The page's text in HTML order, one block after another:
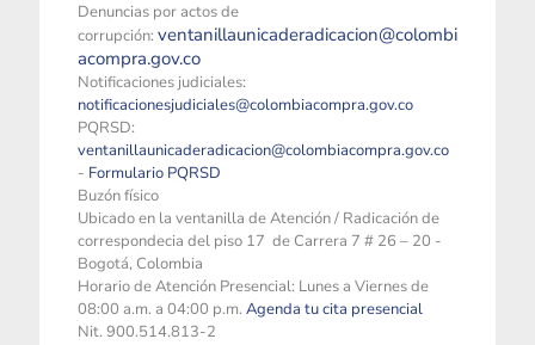
Denuncias por actos de
corrupción: ventanillaunicaderadicacion@colombi
acompra.gov.co
Notificaciones judiciales:
notificacionesjudiciales@colombiacompra.gov.co
PQRSD:
ventanillaunicaderadicacion@colombiacompra.gov.co
- Formulario PQRSD
Buzón físico
Ubicado en la ventanilla de Atención / Radicación de
correspondecia del piso 17 de Carrera 7 # 26 – 20 -
Bogotá, Colombia
Horario de Atención Presencial: Lunes a Viernes de
08:00 a.m. a 04:00 p.m. Agenda tu cita presencial
Nit. 900.514.813-2